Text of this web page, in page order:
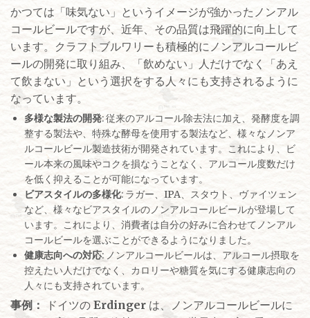
かつては「味気ない」というイメージが強かったノンアル
コールビールですが、近年、その品質は飛躍的に向上して
います。クラフトブルワリーも積極的にノンアルコールビ
ールの開発に取り組み、「飲めない」人だけでなく「あえ
て飲まない」という選択をする人々にも支持されるように
なっています。
多様な製法の開発: 従来のアルコール除去法に加え、発酵度を調
整する製法や、特殊な酵母を使用する製法など、様々なノンア
ルコールビール製造技術が開発されています。これにより、ビ
ール本来の風味やコクを損なうことなく、アルコール度数だけ
を低く抑えることが可能になっています。
ビアスタイルの多様化: ラガー、IPA、スタウト、ヴァイツェン
など、様々なビアスタイルのノンアルコールビールが登場して
います。これにより、消費者は自分の好みに合わせてノンアル
コールビールを選ぶことができるようになりました。
健康志向への対応: ノンアルコールビールは、アルコール摂取を
控えたい人だけでなく、カロリーや糖質を気にする健康志向の
人々にも支持されています。
事例： ドイツの Erdinger は、ノンアルコールビールに